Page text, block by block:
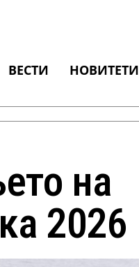
ВЕСТИ НОВИТЕТИ
на
2026